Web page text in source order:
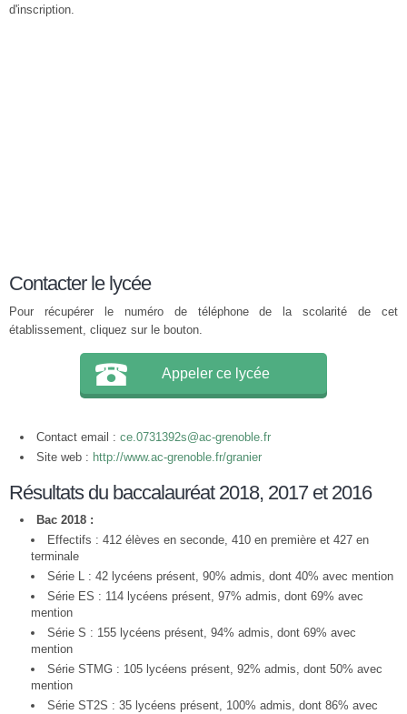
d'inscription.
Contacter le lycée
Pour récupérer le numéro de téléphone de la scolarité de cet
établissement, cliquez sur le bouton.
Appeler ce lycée
Contact email : ce.0731392s@ac-grenoble.fr
Site web : http://www.ac-grenoble.fr/granier
Résultats du baccalauréat 2018, 2017 et 2016
Bac 2018 :
Effectifs : 412 élèves en seconde, 410 en première et 427 en
terminale
Série L : 42 lycéens présent, 90% admis, dont 40% avec mention
Série ES : 114 lycéens présent, 97% admis, dont 69% avec
mention
Série S : 155 lycéens présent, 94% admis, dont 69% avec
mention
Série STMG : 105 lycéens présent, 92% admis, dont 50% avec
mention
Série ST2S : 35 lycéens présent, 100% admis, dont 86% avec